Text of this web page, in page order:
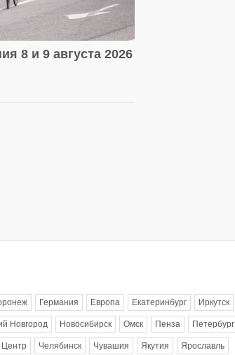
8 и 9 августа 2026
Германия Европа Екатеринбург Иркутск
Новгород Новосибирск Омск Пенза Петербург
Центр Челябинск Чувашия Якутия Ярославль